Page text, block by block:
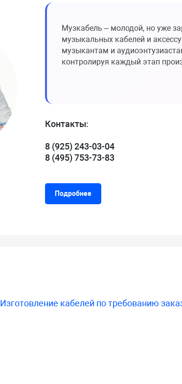
Музкабель – молодой, но уже
музыкальных кабелей и
музыкантам и
контролируя каждый этап
Контакты:
8 (925) 243-03-04
8 (495) 753-73-83
Подробнее
Изготовление кабелей по требованию